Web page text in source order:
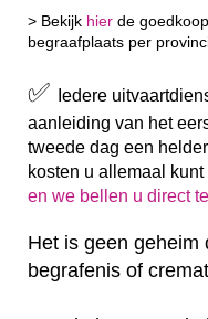
> Bekijk hier de
begraafplaats per
✅
Iedere
aanleiding van het
tweede dag een
kosten u allemaal
en we bellen u direct
Het is geen geheim
begrafenis of